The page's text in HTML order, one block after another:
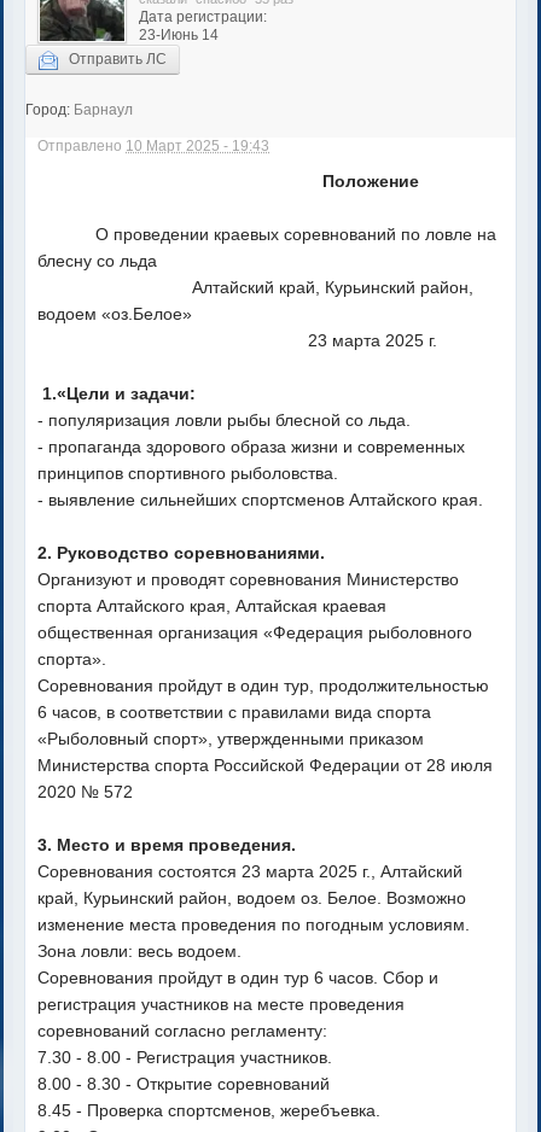
Дата регистрации:
23-Июнь 14
Отправить ЛС
Город: Барнаул
Отправлено 10 Март 2025 - 19:43
Положение
О проведении краевых соревнований по ловле на
блесну со льда
Алтайский край, Курьинский район,
водоем «оз.Белое»
23 марта 2025 г.
1.«Цели и задачи:
- популяризация ловли рыбы блесной со льда.
- пропаганда здорового образа жизни и современных
принципов спортивного рыболовства.
- выявление сильнейших спортсменов Алтайского края.
2. Руководство соревнованиями.
Организуют и проводят соревнования Министерство
спорта Алтайского края, Алтайская краевая
общественная организация «Федерация рыболовного
спорта».
Соревнования пройдут в один тур, продолжительностью
6 часов, в соответствии с правилами вида спорта
«Рыболовный спорт», утвержденными приказом
Министерства спорта Российской Федерации от 28 июля
2020 № 572
3. Место и время проведения.
Соревнования состоятся 23 марта 2025 г., Алтайский
край, Курьинский район, водоем оз. Белое. Возможно
изменение места проведения по погодным условиям.
Зона ловли: весь водоем.
Соревнования пройдут в один тур 6 часов. Сбор и
регистрация участников на месте проведения
соревнований согласно регламенту:
7.30 - 8.00 - Регистрация участников.
8.00 - 8.30 - Открытие соревнований
8.45 - Проверка спортсменов, жеребъевка.